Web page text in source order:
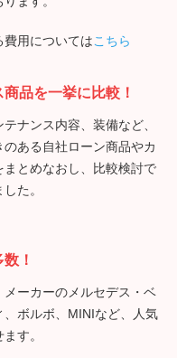
費用についてはこちら
品を一挙に比較！
ナンス内容、装備など、
のある自社ローン商品やカ
まとめなおし、比較検討で
た。
！
メーカーのメルセデス・ベ
、ボルボ、MINIなど、人気
す。